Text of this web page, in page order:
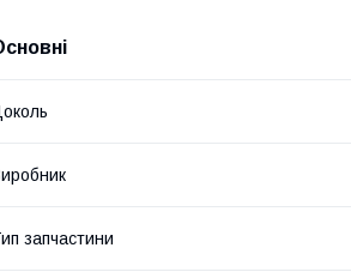
запчастини